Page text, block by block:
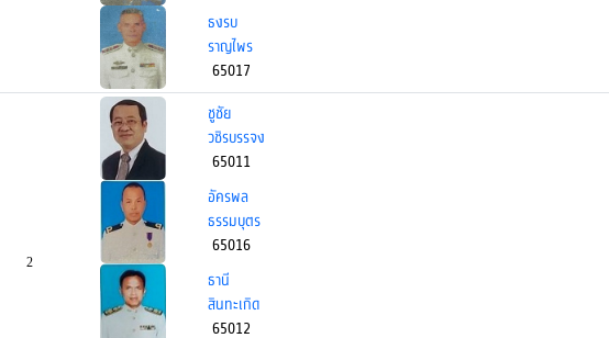
ธงรบ
ราญไพร
65017
2
ชูชัย
วชิรบรรจง
65011
อัครพล
ธรรมบุตร
65016
ธานี
สินทะเกิด
65012